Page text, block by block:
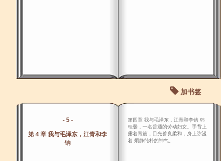
加书签
- 5 -
第 4 章 我与毛泽东，江青和李
钠
第四章 我与毛泽东，江青和李钠 韩
桂馨，一名普通的劳动妇女。手背上
露着青筋，目光善良柔和，身上弥漫
着 炯静纯朴的神气。